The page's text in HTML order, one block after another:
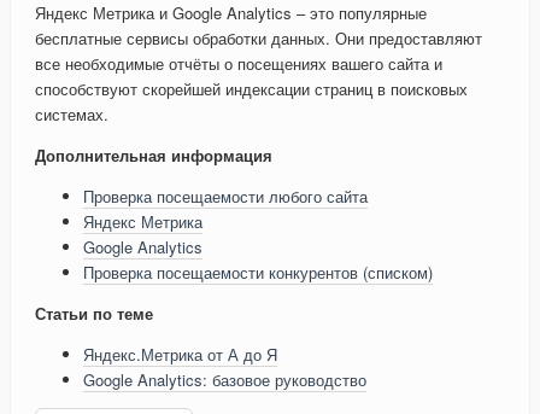
Яндекс Метрика и Google Analytics – это популярные
бесплатные сервисы обработки данных. Они предоставляют
все необходимые отчёты о посещениях вашего сайта и
способствуют скорейшей индексации страниц в поисковых
системах.
Дополнительная информация
Проверка посещаемости любого сайта
Яндекс Метрика
Google Analytics
Проверка посещаемости конкурентов (списком)
Статьи по теме
Яндекс.Метрика от А до Я
Google Analytics: базовое руководство